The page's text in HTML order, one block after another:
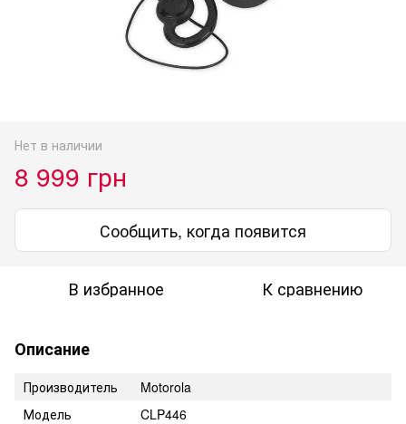
Нет в наличии
8 999 грн
Сообщить, когда появится
В избранное К сравнению
Описание
Производитель
Motorola
Модель
CLP446